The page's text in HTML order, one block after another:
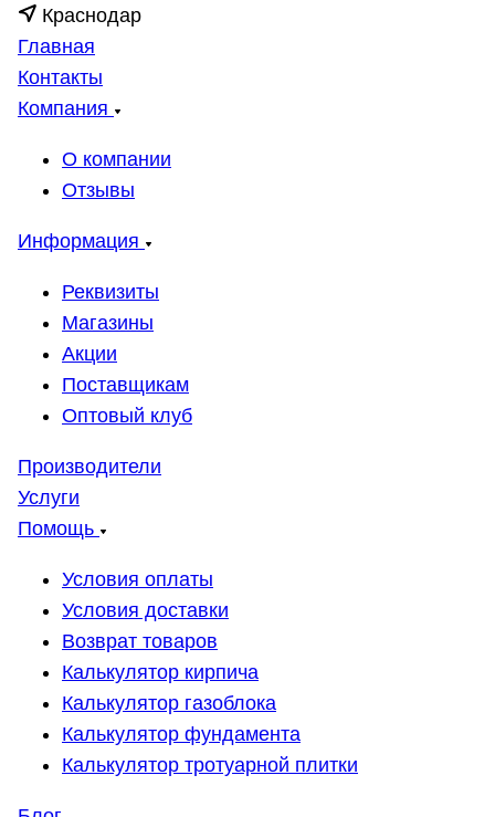
Краснодар
Главная
Контакты
Компания
О компании
Отзывы
Информация
Реквизиты
Магазины
Акции
Поставщикам
Оптовый клуб
Производители
Услуги
Помощь
Условия оплаты
Условия доставки
Возврат товаров
Калькулятор кирпича
Калькулятор газоблока
Калькулятор фундамента
Калькулятор тротуарной плитки